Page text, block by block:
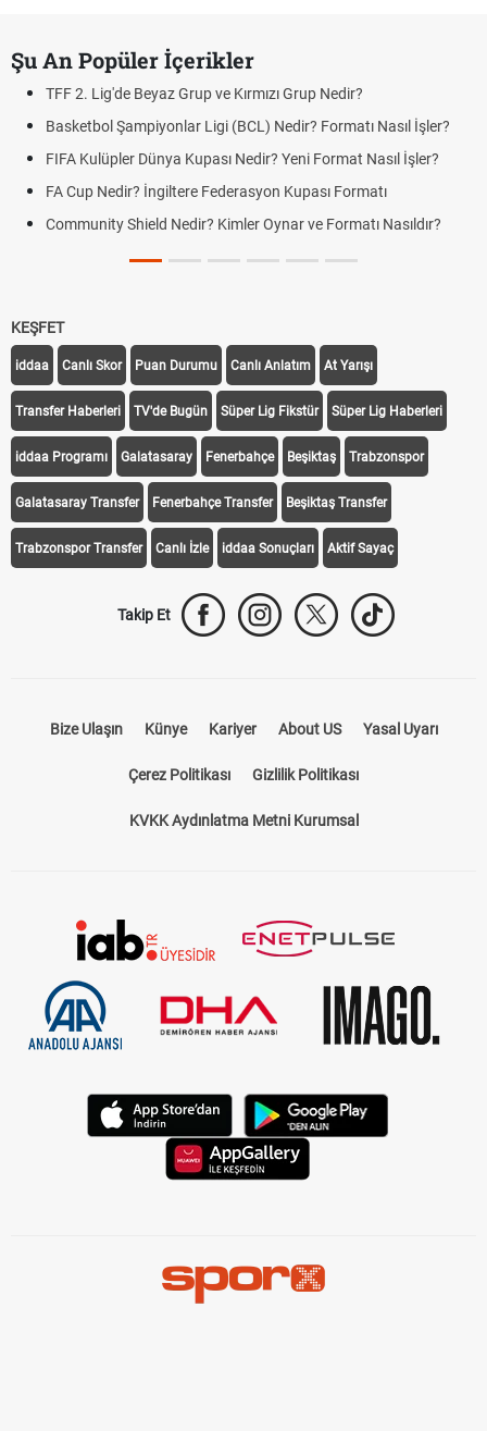
Şu An Popüler İçerikler
TFF 2. Lig'de Beyaz Grup ve Kırmızı Grup Nedir?
Basketbol Şampiyonlar Ligi (BCL) Nedir? Formatı Nasıl İşler?
FIFA Kulüpler Dünya Kupası Nedir? Yeni Format Nasıl İşler?
FA Cup Nedir? İngiltere Federasyon Kupası Formatı
Community Shield Nedir? Kimler Oynar ve Formatı Nasıldır?
KEŞFET
iddaa Canlı Skor Puan Durumu Canlı Anlatım At Yarışı
Transfer Haberleri TV'de Bugün Süper Lig Fikstür Süper Lig Haberleri
iddaa Programı Galatasaray Fenerbahçe Beşiktaş Trabzonspor
Galatasaray Transfer Fenerbahçe Transfer Beşiktaş Transfer
Trabzonspor Transfer Canlı İzle iddaa Sonuçları Aktif Sayaç
Takip Et
Bize Ulaşın Künye Kariyer About US Yasal Uyarı
Çerez Politikası Gizlilik Politikası
KVKK Aydınlatma Metni Kurumsal